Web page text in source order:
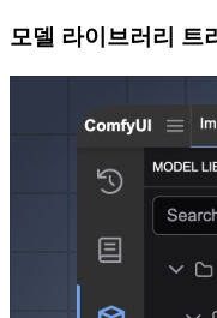
모델 라이브러리 트